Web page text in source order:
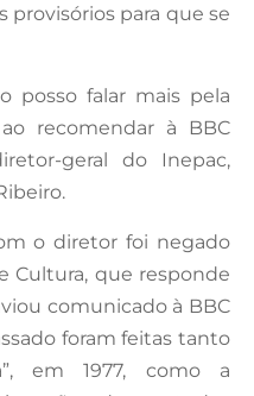
para que se
posso falar mais pela
recomendar à BBC
geral do Inepac,
o diretor foi negado
Cultura, que responde
comunicado à BBC
foram feitas tanto
em 1977, como a